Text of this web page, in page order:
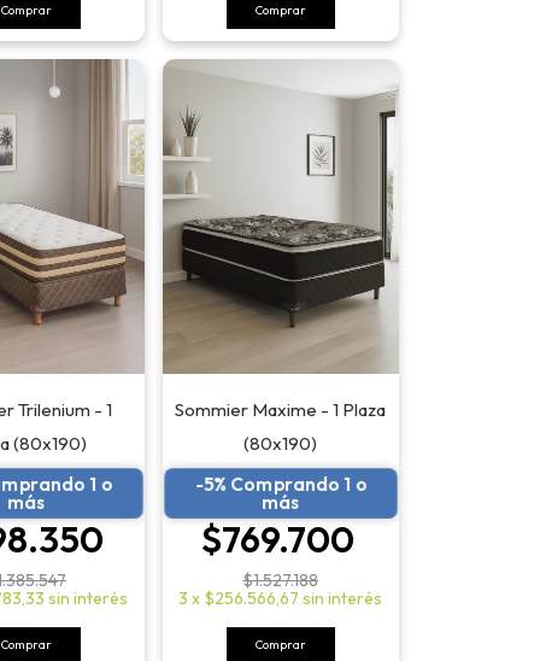
Comprar Comprar
Trilenium - 1
(80x190)
1 o
más
sin interés
Comprar
Sommier Maxime - 1 Plaza
(80x190)
-5% Comprando 1 o
más
$769.700
$1.527.188
3 x $256.566,67 sin interés
Comprar